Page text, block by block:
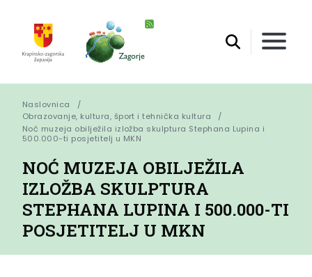
Naslovnica
Obrazovanje, kultura, šport i tehnička kultura
Noć muzeja obilježila izložba skulptura Stephana Lupina i
500.000-ti posjetitelj u MKN
NOĆ MUZEJA OBILJEŽILA
IZLOŽBA SKULPTURA
STEPHANA LUPINA I 500.000-TI
POSJETITELJ U MKN